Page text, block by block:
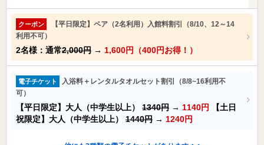
クーポン
【平日限定】ペア（2名利用）入館料割引（8/10、12～14
利用不可）
2名様：通常2,000円 → 1,600円（400円お得！）
電子チケット
入浴料＋レンタルタオルセット割引（8/8~16利用不
可）
【平日限定】大人（中学生以上） 1340円 → 1140円
【土日
祝限定】大人（中学生以上） 1440円 → 1240円